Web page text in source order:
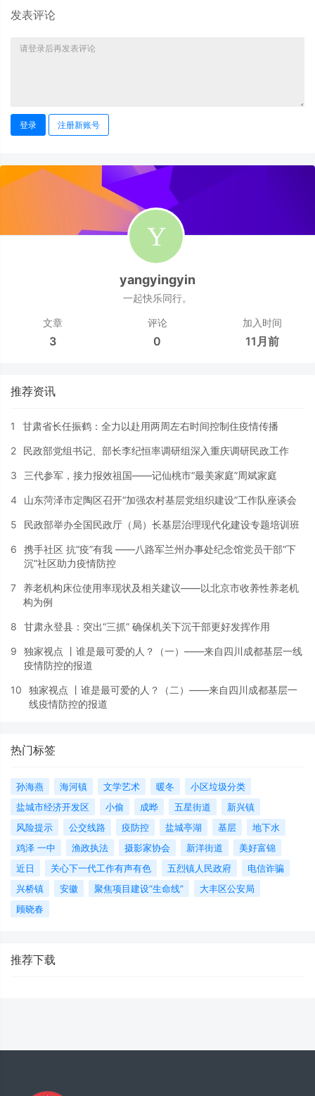
发表评论
登录 注册新账号
yangyingyin
一起快乐同行。
文章
3
评论
0
加入时间
11月前
推荐资讯
1 甘肃省长任振鹤：全力以赴用两周左右时间控制住疫情传播
2 民政部党组书记、部长李纪恒率调研组深入重庆调研民政工作
3 三代参军，接力报效祖国——记仙桃市“最美家庭”周斌家庭
4 山东菏泽市定陶区召开“加强农村基层党组织建设”工作队座谈会
5 民政部举办全国民政厅（局）长基层治理现代化建设专题培训班
6
携手社区 抗“疫”有我 ——八路军兰州办事处纪念馆党员干部“下
沉”社区助力疫情防控
7
养老机构床位使用率现状及相关建议——以北京市收养性养老机
构为例
8 甘肃永登县：突出“三抓” 确保机关下沉干部更好发挥作用
9
独家视点 丨谁是最可爱的人？（一）——来自四川成都基层一线
疫情防控的报道
10
独家视点 丨谁是最可爱的人？（二）——来自四川成都基层一
线疫情防控的报道
热门标签
孙海燕 海河镇 文学艺术 暖冬
小区垃圾分类
盐城市经济开发区
小偷 成晔 五星街道
新兴镇
风险提示
公交线路 疫防控 盐城亭湖 基层
地下水
鸡泽 一中
渔政执法 摄影家协会 新洋街道
美好富锦
近日
关心下一代工作有声有色 五烈镇人民政府
电信诈骗
兴桥镇
安徽 聚焦项目建设“生命线”
大丰区公安局
顾晓春
推荐下载